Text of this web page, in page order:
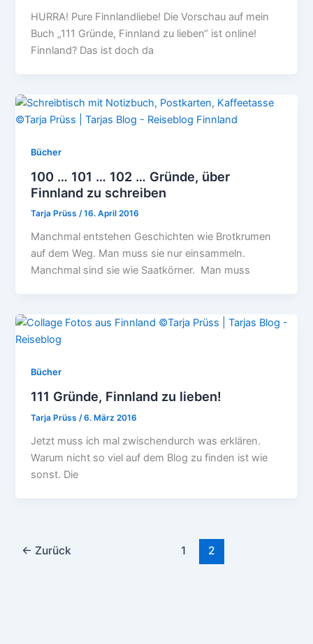
HURRA! Pure Finnlandliebe! Die Vorschau auf mein
Buch „111 Gründe, Finnland zu lieben“ ist online!
Finnland? Das ist doch da
Bücher
100 … 101 … 102 … Gründe, über
Finnland zu schreiben
Tarja Prüss/16. April 2016
Manchmal entstehen Geschichten wie Brotkrumen
auf dem Weg. Man muss sie nur einsammeln.
Manchmal sind sie wie Saatkörner. Man muss
Bücher
111 Gründe, Finnland zu lieben!
Tarja Prüss/6. März 2016
Jetzt muss ich mal zwischendurch was erklären.
Warum nicht so viel auf dem Blog zu finden ist wie
sonst. Die
← Zurück 1 2